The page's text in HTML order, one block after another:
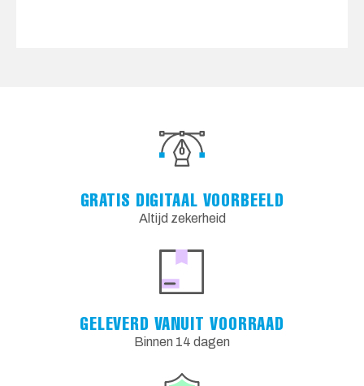
GRATIS DIGITAAL VOORBEELD
Altijd zekerheid
GELEVERD VANUIT VOORRAAD
Binnen 14 dagen